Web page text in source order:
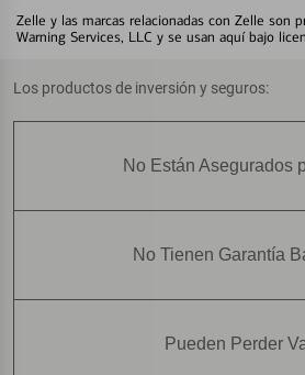
Zelle y las marcas relacionadas con Zelle son
Warning Services, LLC y se usan aquí bajo
Los productos de inversión y seguros:
No Están Asegurados
No Tienen Garantía
Pueden Perder